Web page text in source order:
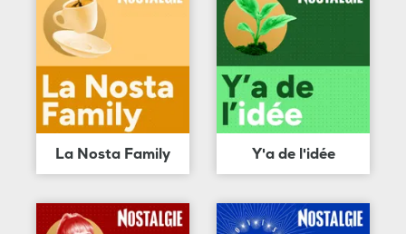
La Nosta Family Y'a de l'idée